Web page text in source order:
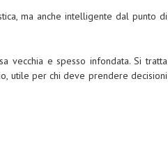
ma anche intelligente dal punto di
vecchia e spesso infondata. Si tratta
utile per chi deve prendere decisioni